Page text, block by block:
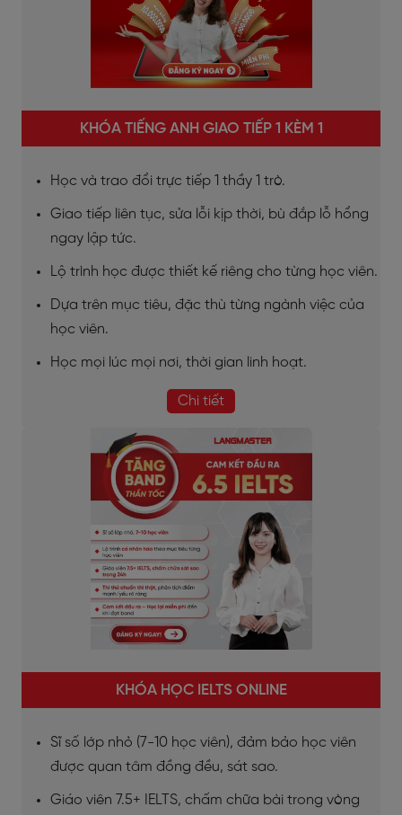
KHÓA TIẾNG ANH GIAO TIẾP 1 KÈM 1
Học và trao đổi trực tiếp 1 thầy 1 trò.
Giao tiếp liên tục, sửa lỗi kịp thời, bù đắp lỗ hổng
ngay lập tức.
Lộ trình học được thiết kế riêng cho từng học viên.
Dựa trên mục tiêu, đặc thù từng ngành việc của
học viên.
Học mọi lúc mọi nơi, thời gian linh hoạt.
Chi tiết
KHÓA HỌC IELTS ONLINE
Sĩ số lớp nhỏ (7-10 học viên), đảm bảo học viên
được quan tâm đồng đều, sát sao.
Giáo viên 7.5+ IELTS, chấm chữa bài trong vòng